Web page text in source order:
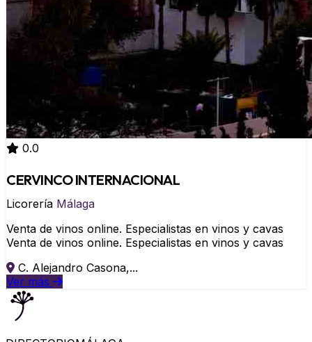
0.0
CERVINCO INTERNACIONAL
Licorería Málaga
Venta de vinos online. Especialistas en vinos y cavas
Venta de vinos online. Especialistas en vinos y cavas
C. Alejandro Casona,...
Ver más